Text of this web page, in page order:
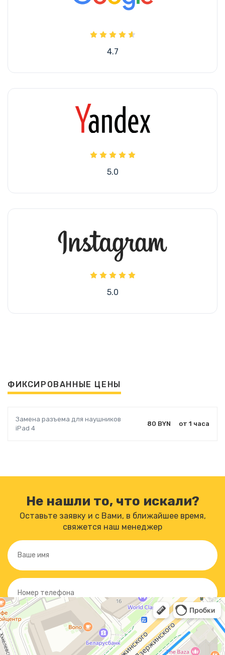
4.7
5.0
5.0
ФИКСИРОВАННЫЕ ЦЕНЫ
Замена разъема для наушников
iPad 4
80 BYN от 1 часа
Не нашли то, что искали?
Оставьте заявку и с Вами, в ближайшее время,
свяжется наш менеджер